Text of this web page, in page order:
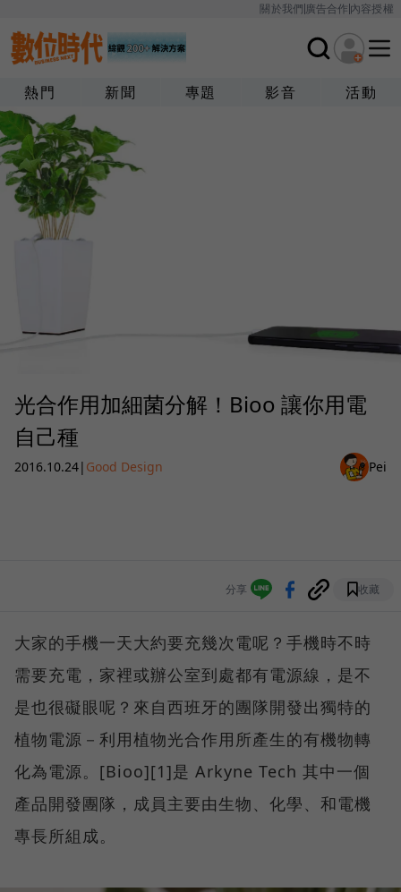
關於我們廣告合作內容授權
熱門 新聞 專題 影音 活動
光合作用加細菌分解！Bioo 讓你用電
自己種
2016.10.24| Good Design Pei
分享 收藏
大家的手機一天大約要充幾次電呢？手機時不時
需要充電，家裡或辦公室到處都有電源線，是不
是也很礙眼呢？來自西班牙的團隊開發出獨特的
植物電源－利用植物光合作用所產生的有機物轉
化為電源。[Bioo][1]是 Arkyne Tech 其中一個
產品開發團隊，成員主要由生物、化學、和電機
專長所組成。